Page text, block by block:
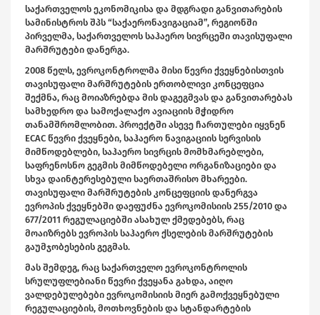
საქართველოს ეკონომიკისა და მდგრადი განვითარების
სამინისტროს შპს “საქაერონავიგაციამ”, რეგიონში
პირველმა, საქართველოს საჰაერო სივრცეში თავისუფალი
მარშრუტები დანერგა.
2008 წელს, ევროკონტროლმა მისი წევრი ქვეყნებისთვის
თავისუფალი მარშრუტების ერთობლივი კონცეფცია
შექმნა, რაც მოიაზრებდა მის დაგეგმვას და განვითარებას
სამხედრო და სამოქალაქო ავიაციის მჭიდრო
თანამშრომლობით. პროექტში ასევე ჩართულები იყვნენ
ECAC წევრი ქვეყნები, საჰაერო ნავიგაციის სერვისის
მიმწოდებლები, საჰაერო სივრცის მომხმარებლები,
საფრენოსნო გეგმის მიმწოდებელი ორგანიზაციები და
სხვა დაინტერესებული საერთაშრისო მხარეები.
თავისუფალი მარშრუტების კონცეფციის დანერგვა
ევროპის ქვეყნებში დაეფუძნა ევროკომისიის 255/2010 და
677/2011 რეგულაციებში ასახულ ქმედებებს, რაც
მოაიზრებს ევროპის საჰაერო ქსელების მარშრუტების
გაუმჯობესების გეგმას.
მას შემდეგ, რაც საქართველო ევროკონტროლის
სრულუფლებიანი წევრი ქვეყანა გახდა, აიღო
ვალდებულებები ევროკომისიის მიერ გამოქვეყნებული
რეგულაციების, მოთხოვნების და სტანდარტების